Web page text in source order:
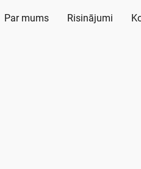
Par mums Risinājumi